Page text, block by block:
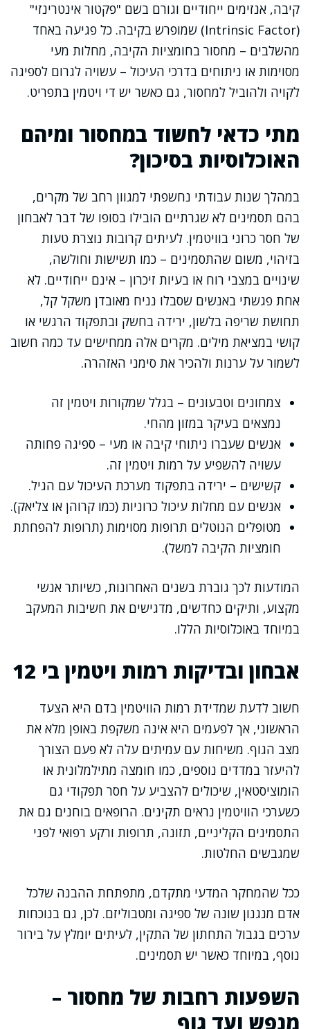
קיבה, אנזימים ייחודיים וגורם בשם "פקטור אינטרינזי"
(Intrinsic Factor) שמופרש בקיבה. כל פגיעה באחד
מהשלבים – מחסור בחומציות הקיבה, מחלות מעי
מסוימות או ניתוחים בדרכי העיכול – עשויה לגרום לספיגה
לקויה ולהוביל למחסור, גם כאשר יש די ויטמין בתפריט.
מתי כדאי לחשוד במחסור ומיהם
האוכלוסיות בסיכון?
במהלך שנות עבודתי נחשפתי למגוון רחב של מקרים,
בהם תסמינים לא שגרתיים הובילו בסופו של דבר לאבחון
של חסר כרוני בוויטמין. לעיתים קרובות נוצרת טעות
בזיהוי, משום שהתסמינים – כמו תשישות וחולשה,
שינויים במצבי רוח או בעיות זיכרון – אינם ייחודיים. לא
אחת פגשתי באנשים שסבלו נניח מאובדן משקל קל,
תחושת שריפה בלשון, ירידה בחשק ובתפקוד הרגשי או
קושי במציאת מילים. מקרים אלה ממחישים עד כמה חשוב
לשמור על ערנות ולהכיר את סימני האזהרה.
צמחונים וטבעונים – בגלל שמקורות ויטמין זה
נמצאים בעיקר במזון מהחי.
אנשים שעברו ניתוחי קיבה או מעי – ספיגה פחותה
עשויה להשפיע על רמות ויטמין זה.
קשישים – ירידה בתפקוד מערכת העיכול עם הגיל.
אנשים עם מחלות עיכול כרוניות (כמו קרוהן או צליאק).
מטופלים הנוטלים תרופות מסוימות (תרופות להפחתת
חומציות הקיבה למשל).
המודעות לכך גוברת בשנים האחרונות, כשיותר אנשי
מקצוע, ותיקים כחדשים, מדגישים את חשיבות המעקב
במיוחד באוכלוסיות הללו.
אבחון ובדיקות רמות ויטמין בי 12
חשוב לדעת שמדידת רמות הוויטמין בדם היא הצעד
הראשוני, אך לפעמים היא אינה משקפת באופן מלא את
מצב הגוף. משיחות עם עמיתים עלה לא פעם הצורך
להיעזר במדדים נוספים, כמו חומצה מתילמלונית או
הומוציסטאין, שיכולים להצביע על חסר תפקודי גם
כשערכי הוויטמין נראים תקינים. הרופאים בוחנים גם את
התסמינים הקליניים, תזונה, תרופות ורקע רפואי לפני
שמגבשים החלטות.
ככל שהמחקר המדעי מתקדם, מתפתחת ההבנה שלכל
אדם מנגנון שונה של ספיגה ומטבוליזם. לכן, גם בנוכחות
ערכים בגבול התחתון של התקין, לעיתים יומלץ על בירור
נוסף, במיוחד כאשר יש תסמינים.
השפעות רחבות של מחסור –
מנפש ועד גוף